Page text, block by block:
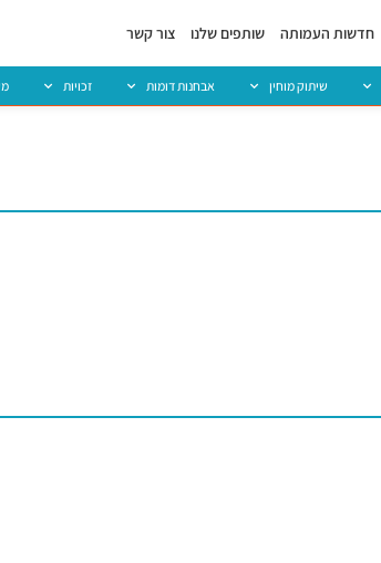
חדשות העמותה שותפים שלנו צור קשר
שיתוק מוחין אבחנות דומות זכויות